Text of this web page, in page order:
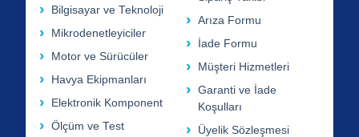
Bilgisayar ve Teknoloji
Mikrodenetleyiciler
Motor ve Sürücüler
Havya Ekipmanları
Elektronik Komponent
Ölçüm ve Test
Arıza Formu
İade Formu
Müşteri Hizmetleri
Garanti ve İade
Koşulları
Üyelik Sözleşmesi